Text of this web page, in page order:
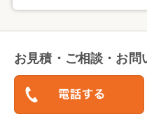
お見積・ご相談・お問